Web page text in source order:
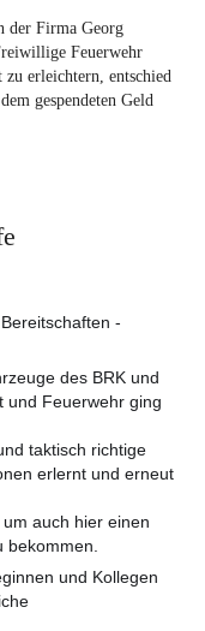
der Firma Georg
Feuerwehr
erleichtern, entschied
gespendeten Geld
-
des BRK und
und Feuerwehr ging
taktisch richtige
erlernt und erneut
auch hier einen
bekommen.
und Kollegen